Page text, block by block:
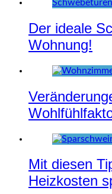
Der ideale
Wohnung!
Mit diesen
Heizkosten